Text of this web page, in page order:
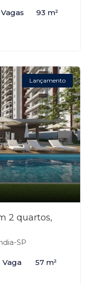
93 m²
Lançamento
2 quartos,
SP
Vaga 57 m²